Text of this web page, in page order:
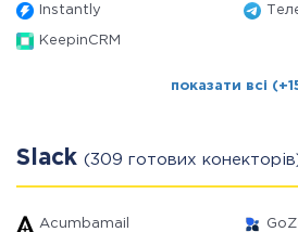
Instantly
KeepinCRM
показати всі
Slack (309 готових
Acumbamail